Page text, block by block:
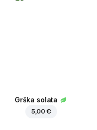
Grška solata
5,00 €